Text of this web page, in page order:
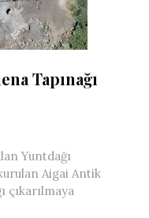
Tapınağı
Yuntdağı
Aigai Antik
çıkarılmaya